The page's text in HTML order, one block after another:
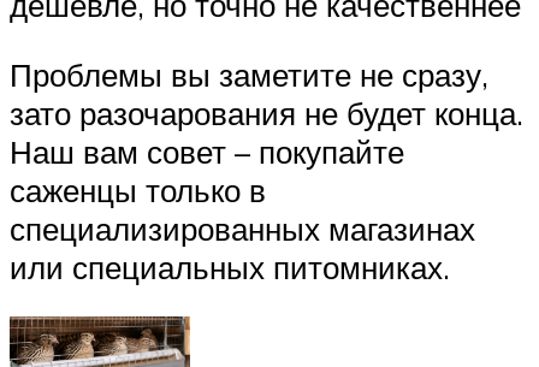
Проблемы вы заметите не сразу,
зато разочарования не будет конца.
Наш вам совет – покупайте
саженцы только в
специализированных магазинах
или специальных питомниках.